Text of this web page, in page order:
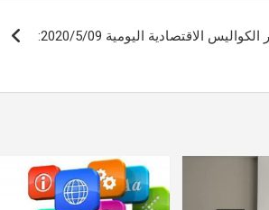
الكواليس الاقتصادية اليومية 2020/5/09: